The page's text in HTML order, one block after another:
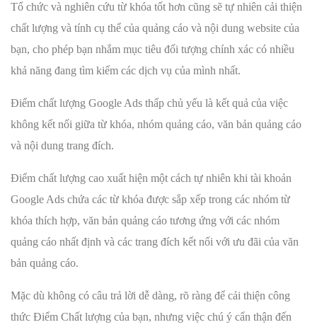
Tổ chức và nghiên cứu từ khóa tốt hơn cũng sẽ tự nhiên cải thiện
chất lượng và tính cụ thể của quảng cáo và nội dung website của
bạn, cho phép bạn nhắm mục tiêu đối tượng chính xác có nhiều
khả năng đang tìm kiếm các dịch vụ của mình nhất.
Điểm chất lượng Google Ads thấp chủ yếu là kết quả của việc
không kết nối giữa từ khóa, nhóm quảng cáo, văn bản quảng cáo
và nội dung trang đích.
Điểm chất lượng cao xuất hiện một cách tự nhiên khi tài khoản
Google Ads chứa các từ khóa được sắp xếp trong các nhóm từ
khóa thích hợp, văn bản quảng cáo tương ứng với các nhóm
quảng cáo nhất định và các trang đích kết nối với ưu đãi của văn
bản quảng cáo.
Mặc dù không có câu trả lời dễ dàng, rõ ràng để cải thiện công
thức Điểm Chất lượng của bạn, nhưng việc chú ý cẩn thận đến